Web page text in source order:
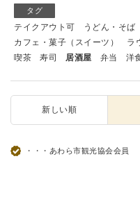
タグ
テイクアウト可 うどん・そば
カフェ・菓子（スイーツ）
ラ
喫茶
寿司 居酒屋 弁当 洋
新しい順
・・・あわら市観光協会会員